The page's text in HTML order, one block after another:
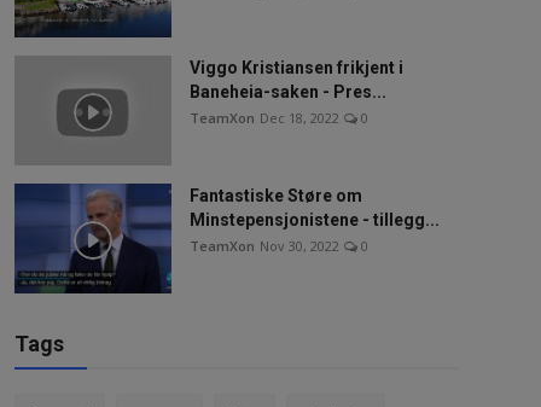
Viggo Kristiansen frikjent i
Baneheia-saken - Pres...
TeamXon Dec 18, 2022 0
Fantastiske Støre om
Minstepensjonistene - tillegg...
TeamXon Nov 30, 2022 0
Tags